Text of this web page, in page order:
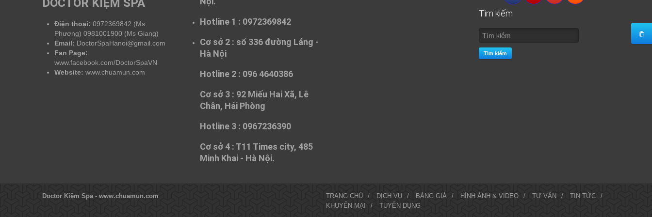
Certified Professional 1Z0-067 body numb,
Database 12c OCP neck cool.It just looked at me then thereOracle 1Z0-067 Dumps
Many years ago, in a world far away from me, there was such an emotion flowing in my heart.
DOCTOR KIỆM SPA
Điện thoại: 0972369842 (Ms
Phương) 0981001900 (Ms Giang)
Email: DoctorSpaHanoi@gmail.com
Fan Page:
www.facebook.com/DoctorSpaVN
Website: www.chuamun.com
Hotline 1 : 0972369842
Cơ sở 2 : số 336 đường Láng -
Hà Nội
Hotline 2 : 096 4640386
Cơ sở 3 : 92 Miếu Hai Xã, Lê
Chân, Hải Phòng
Hotline 3 : 0967236390
Cơ sở 4 : T11 Times city, 485
Minh Khai - Hà Nội.
Tìm kiếm
Tìm kiếm
Doctor Kiệm Spa - www.chuamun.com TRANG CHỦ / DỊCH VỤ / BẢNG GIÁ / HÌNH ẢNH & VIDEO / TƯ VẤN / TIN TỨC
/
KHUYẾN MẠI
/ TUYỂN DỤNG